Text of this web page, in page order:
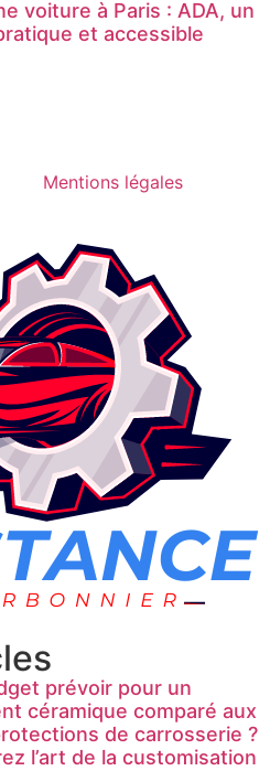
voiture à Paris : ADA, un
et accessible
Mentions légales
prévoir pour un
céramique comparé aux
de carrosserie ?
l’art de la customisation